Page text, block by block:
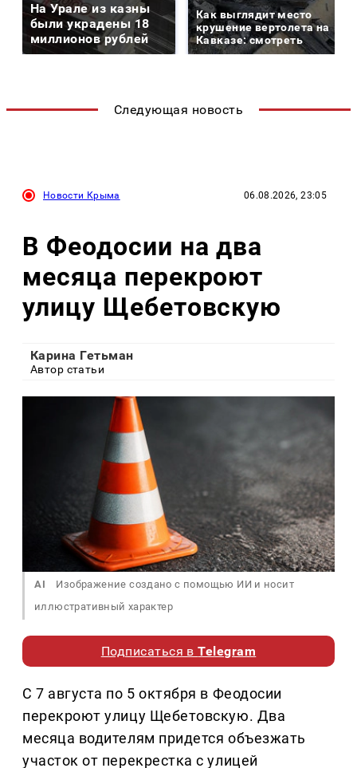
На Урале из казны
были украдены 18
миллионов рублей
Как выглядит место
крушение вертолета на
Кавказе: смотреть
Следующая новость
Новости Крыма 06.08.2026, 23:05
В Феодосии на два
месяца перекроют
улицу Щебетовскую
Карина Гетьман
Автор статьи
AI
Изображение создано с помощью ИИ и носит
иллюстративный характер
Подписаться вTelegram
С 7 августа по 5 октября в Феодосии
перекроют улицу Щебетовскую. Два
месяца водителям придется объезжать
участок от перекрестка с улицей